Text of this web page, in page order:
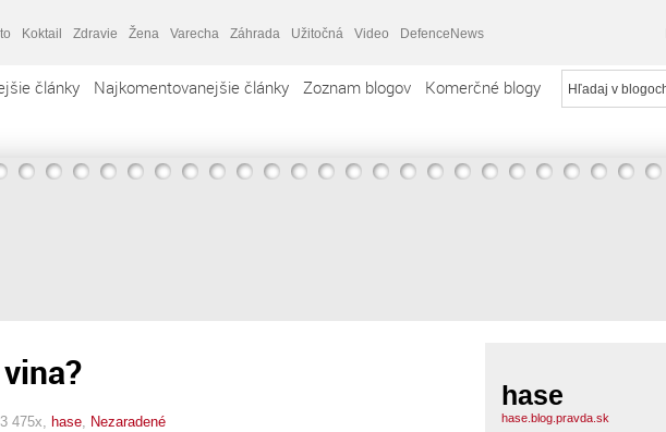
Koktail Zdravie Žena Varecha Záhrada Užitočná Video DefenceNews
články Najkomentovanejšie články Zoznam blogov Komerčné blogy
475x, hase Nezaradené
hase
hase.blog.pravda.sk